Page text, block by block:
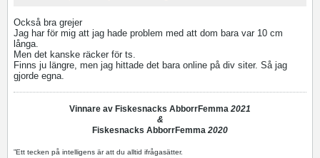
Också bra grejer
Jag har för mig att jag hade problem med att dom bara var 10 cm
långa.
Men det kanske räcker för ts.
Finns ju längre, men jag hittade det bara online på div siter. Så jag
gjorde egna.
Vinnare av Fiskesnacks AbborrFemma 2021
&
Fiskesnacks AbborrFemma 2020
”Ett tecken på intelligens är att du alltid ifrågasätter.